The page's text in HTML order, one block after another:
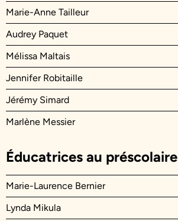
Marie-Anne Tailleur
Audrey Paquet
Mélissa Maltais
Jennifer Robitaille
Jérémy Simard
Marlène Messier
Éducatrices au préscolaire
Marie-Laurence Bernier
Lynda Mikula